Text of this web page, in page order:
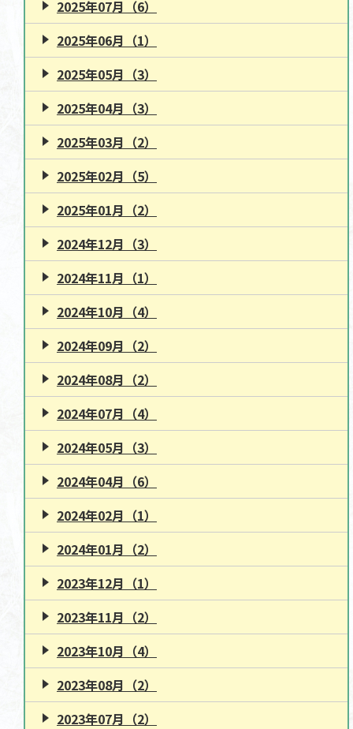
2025年07月（6）
2025年06月（1）
2025年05月（3）
2025年04月（3）
2025年03月（2）
2025年02月（5）
2025年01月（2）
2024年12月（3）
2024年11月（1）
2024年10月（4）
2024年09月（2）
2024年08月（2）
2024年07月（4）
2024年05月（3）
2024年04月（6）
2024年02月（1）
2024年01月（2）
2023年12月（1）
2023年11月（2）
2023年10月（4）
2023年08月（2）
2023年07月（2）